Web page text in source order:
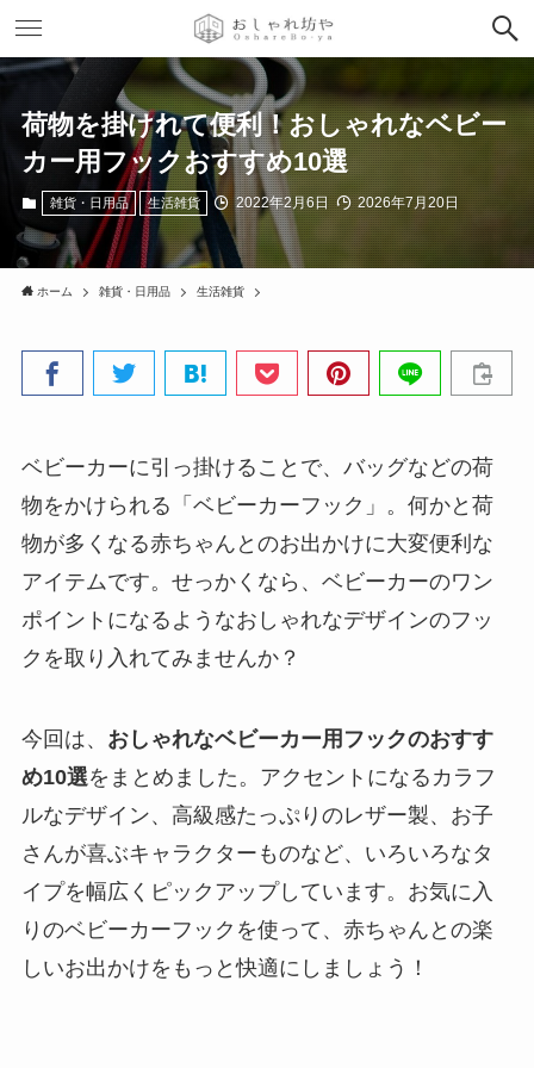
荷物を掛けれて便利！おしゃれなベビー
カー用フックおすすめ10選
雑貨・日用品 生活雑貨 2022年2月6日 2026年7月20日
ホーム 雑貨・日用品 生活雑貨
ベビーカーに引っ掛けることで、バッグなどの荷
物をかけられる「ベビーカーフック」。何かと荷
物が多くなる赤ちゃんとのお出かけに大変便利な
アイテムです。せっかくなら、ベビーカーのワン
ポイントになるようなおしゃれなデザインのフッ
クを取り入れてみませんか？
今回は、 おしゃれなベビーカー用フックのおすす
め10選をまとめました。アクセントになるカラフ
ルなデザイン、高級感たっぷりのレザー製、お子
さんが喜ぶキャラクターものなど、いろいろなタ
イプを幅広くピックアップしています。お気に入
りのベビーカーフックを使って、赤ちゃんとの楽
しいお出かけをもっと快適にしましょう！